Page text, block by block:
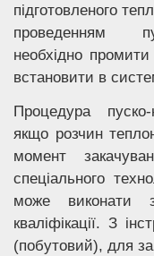
підготовленого
проведенням
необхідно промити
встановити в
Процедура
якщо розчин
момент
спеціального
може виконати
кваліфікації. З
(побутовий), для